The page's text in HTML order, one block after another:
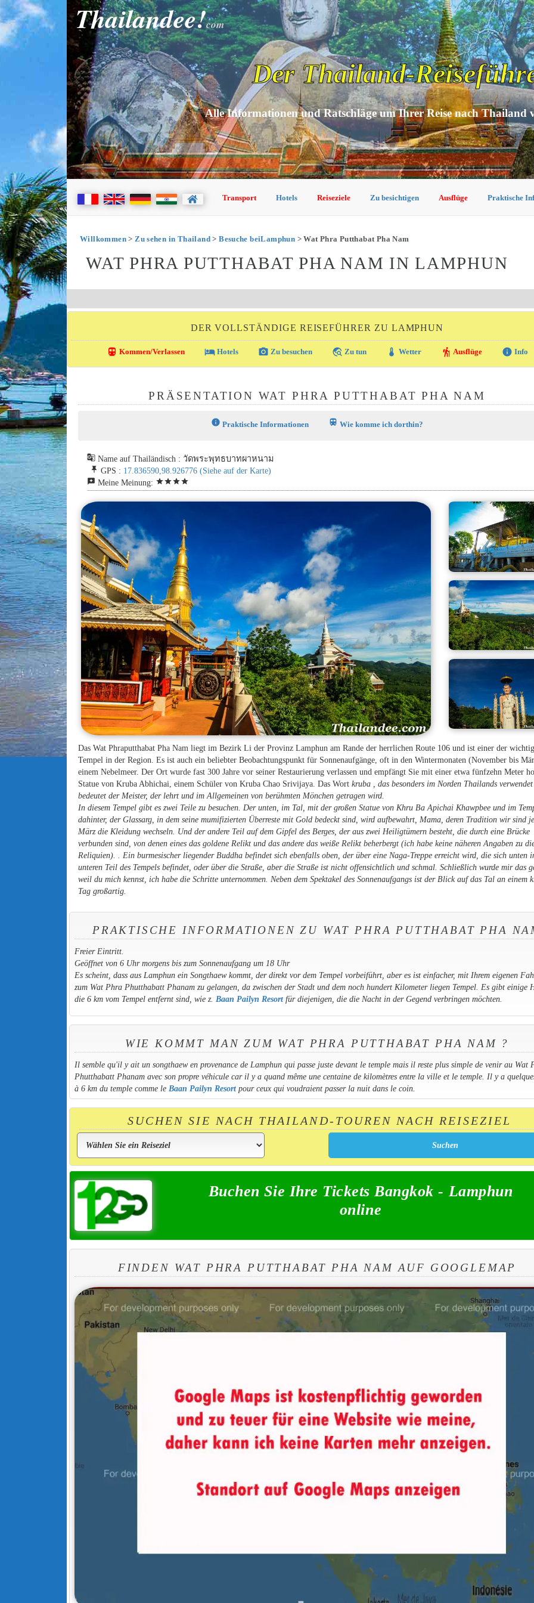
Thailandee!com
Der Thailand-
Alle Informationen und Ratschläge um Ihrer Reise nach Thailand
Transport Hotels Reiseziele Zu besichtigen Ausflüge Praktische
Willkommen>Zu sehen in Thailand>Besuche beiLamphun > Wat Phra Putthabat Pha Nam
WAT PHRA PUTTHABAT PHA NAM IN LAMPHUN
DER VOLLSTÄNDIGE REISEFÜHRER ZU LAMPHUN
directions_transit Kommen/Verlassen local_hotelHotels photo_camera Zu besuchen travel_explore Zu tun thermostat Wetter hiking Ausflüge info Info
PRÄSENTATION WAT PHRA PUTTHABAT PHA NAM
info Praktische Informationen train Wie komme ich dorthin?
g_translate Name auf Thailändisch : วัดพระพุทธบาทผาหนาม
push_pin GPS : 17.836590,98.926776 (Siehe auf der Karte)
reviews Meine Meinung: starstarstarstar
Das Wat Phraputthabat Pha Nam liegt im Bezirk Li der Provinz Lamphun am Rande der herrlichen Route 106 und ist einer der
Tempel in der Region. Es ist auch ein beliebter Beobachtungspunkt für Sonnenaufgänge, oft in den Wintermonaten (November bis
einem Nebelmeer. Der Ort wurde fast 300 Jahre vor seiner Restaurierung verlassen und empfängt Sie mit einer etwa fünfzehn Meter
Statue von Kruba Abhichai, einem Schüler von Kruba Chao Srivijaya. Das Wortkruba , das besonders im Norden Thailands
bedeutet der Meister, der lehrt und im Allgemeinen von berühmten Mönchen getragen wird.
In diesem Tempel gibt es zwei Teile zu besuchen. Der unten, im Tal, mit der großen Statue von Khru Ba Apichai Khawpbee und im
dahinter, der Glassarg, in dem seine mumifizierten Überreste mit Gold bedeckt sind, wird aufbewahrt, Mama, deren Tradition wir sind
März die Kleidung wechseln. Und der andere Teil auf dem Gipfel des Berges, der aus zwei Heiligtümern besteht, die durch eine Brücke
verbunden sind, von denen eines das goldene Relikt und das andere das weiße Relikt beherbergt (ich habe keine näheren Angaben zu
Reliquien). . Ein burmesischer liegender Buddha befindet sich ebenfalls oben, der über eine Naga-Treppe erreicht wird, die sich unten
unteren Teil des Tempels befindet, oder über die Straße, aber die Straße ist nicht offensichtlich und schmal. Schließlich wurde mir das
weil du mich kennst, ich habe die Schritte unternommen. Neben dem Spektakel des Sonnenaufgangs ist der Blick auf das Tal an einem
Tag großartig.
PRAKTISCHE INFORMATIONEN ZU WAT PHRA PUTTHABAT PHA
Freier Eintritt.
Geöffnet von 6 Uhr morgens bis zum Sonnenaufgang um 18 Uhr
Es scheint, dass aus Lamphun ein Songthaew kommt, der direkt vor dem Tempel vorbeiführt, aber es ist einfacher, mit Ihrem eigenen
zum Wat Phra Phutthabatt Phanam zu gelangen, da zwischen der Stadt und dem noch hundert Kilometer liegen Tempel. Es gibt einige
die 6 km vom Tempel entfernt sind, wie z. Baan Pailyn Resortfür diejenigen, die die Nacht in der Gegend verbringen möchten.
WIE KOMMT MAN ZUM WAT PHRA PUTTHABAT PHA NAM ?
Il semble qu'il y ait un songthaew en provenance de Lamphun qui passe juste devant le temple mais il reste plus simple de venir au Wat
Phutthabatt Phanam avec son propre véhicule car il y a quand même une centaine de kilomètres entre la ville et le temple. Il y a
à 6 km du temple comme le Baan Pailyn Resortpour ceux qui voudraient passer la nuit dans le coin.
SUCHEN SIE NACH THAILAND-TOUREN NACH REISEZIEL
Buchen Sie Ihre Tickets Bangkok - Lamphun
online
FINDEN WAT PHRA PUTTHABAT PHA NAM AUF GOOGLEMAP